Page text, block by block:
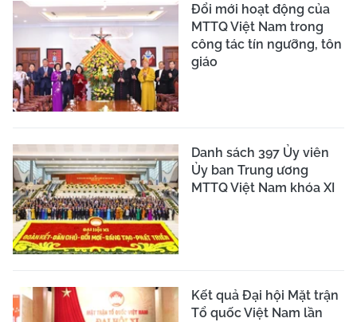
Đổi mới hoạt động của
MTTQ Việt Nam trong
công tác tín ngưỡng, tôn
giáo
Danh sách 397 Ủy viên
Ủy ban Trung ương
MTTQ Việt Nam khóa XI
Kết quả Đại hội Mặt trận
Tổ quốc Việt Nam lần